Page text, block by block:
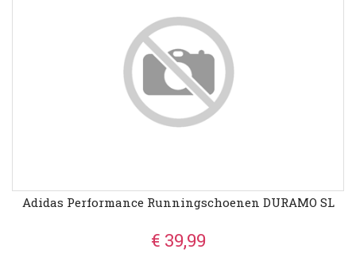
Adidas Performance Runningschoenen DURAMO SL
€ 39,99